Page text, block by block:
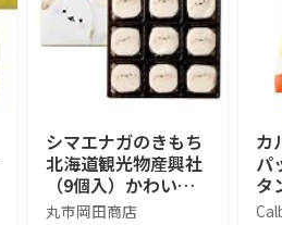
シマエナガのきもち
北海道観光物産興社
（9個入）かわいい
シマエナガ (1箱)
丸市岡田商店
カ
パ
タ
袋